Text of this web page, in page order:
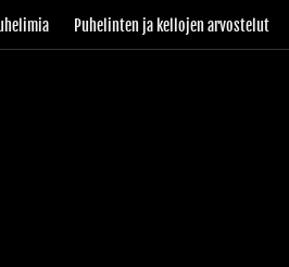
Puhelinten ja kellojen arvostelut